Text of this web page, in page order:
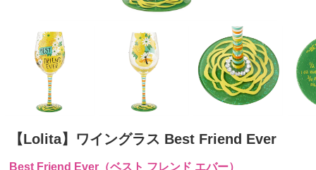
【Lolita】ワイングラス Best Friend Ever
Best Friend Ever（ベスト フレンド エバー）